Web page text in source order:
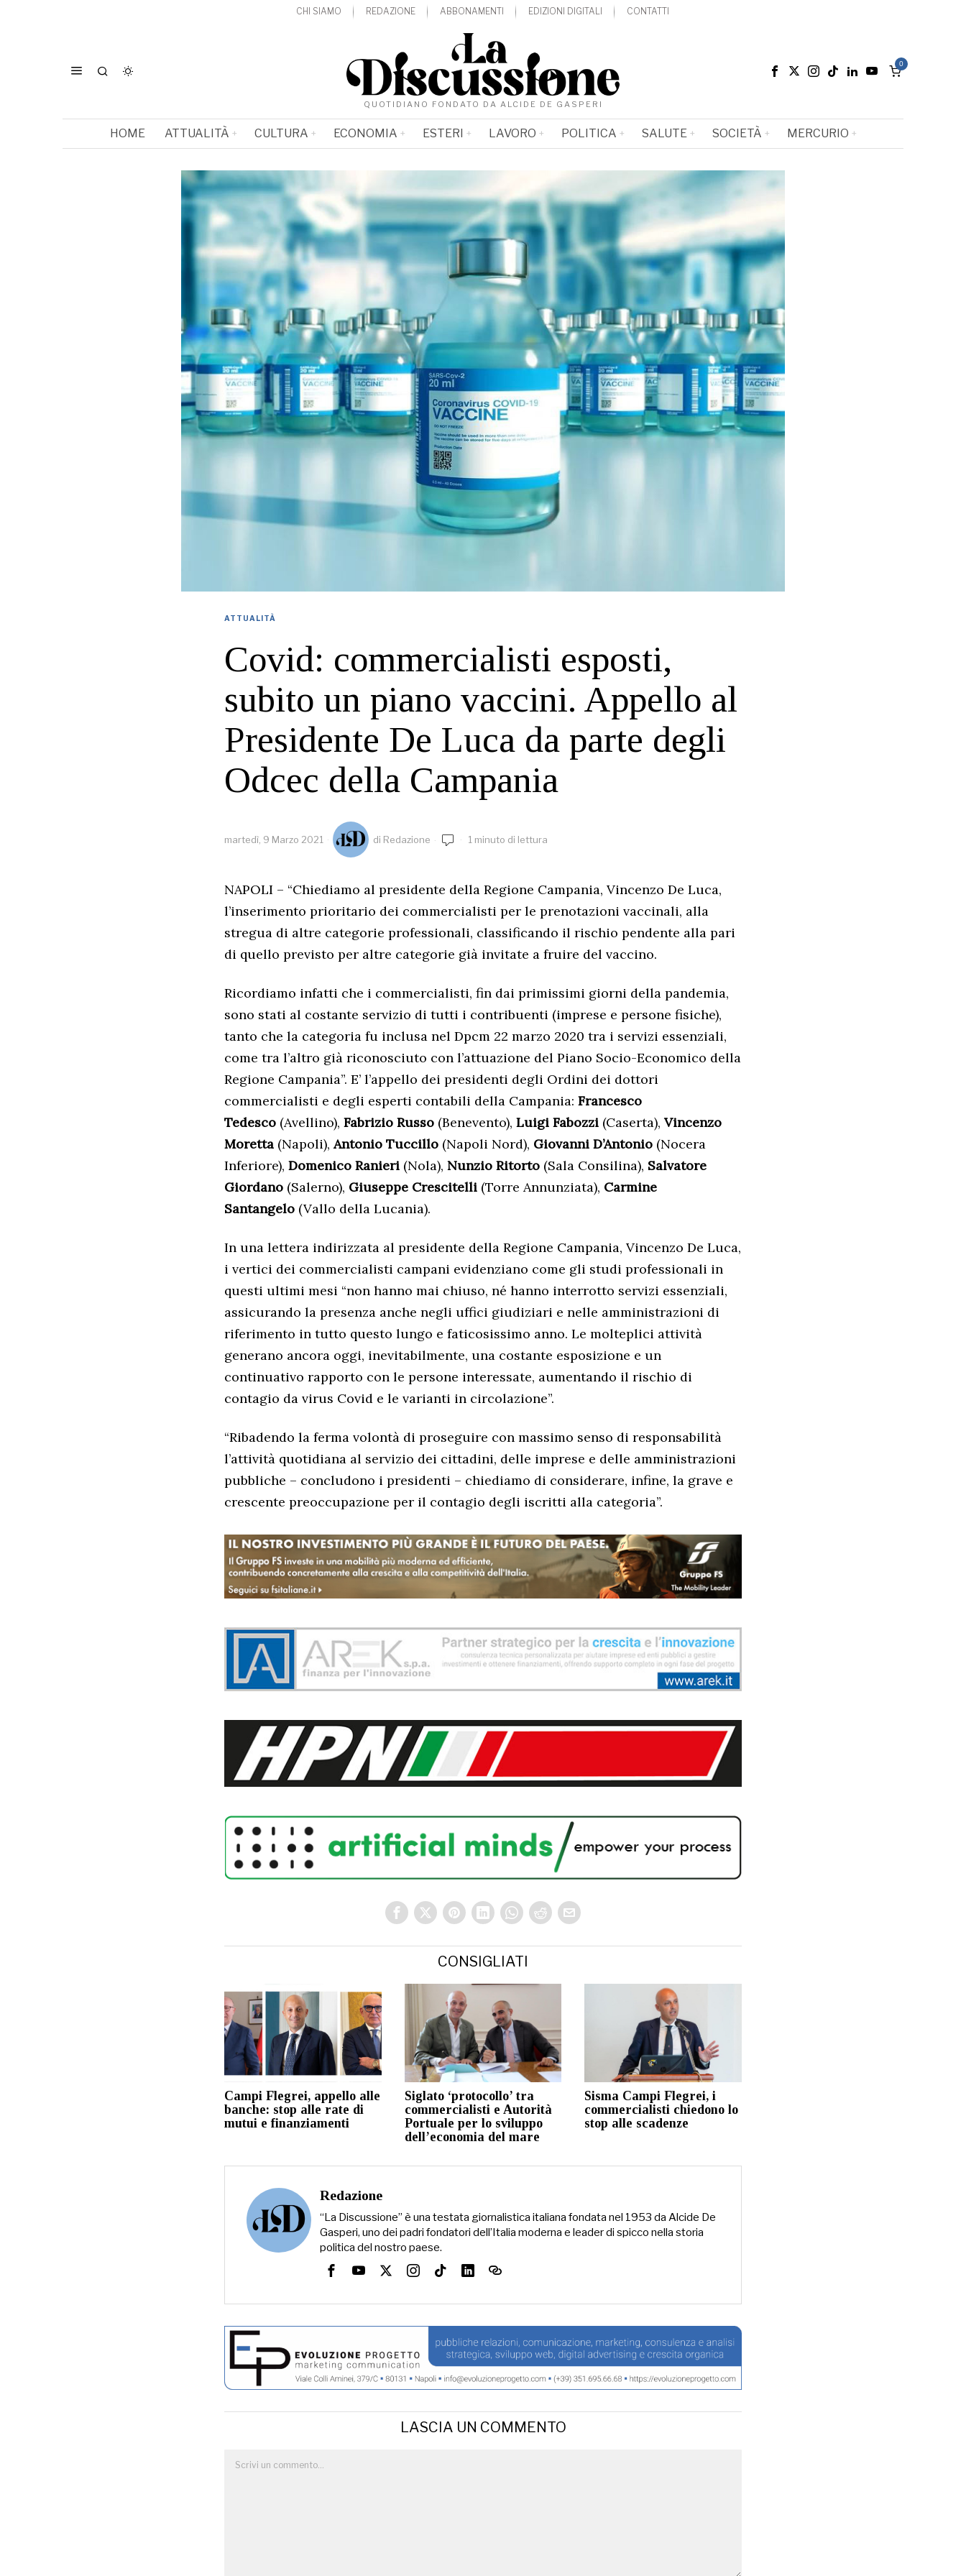
CHI SIAMO REDAZIONE ABBONAMENTI EDIZIONI DIGITALI CONTATTI
QUOTIDIANO FONDATO DA ALCIDE DE GASPERI
0
HOME ATTUALITÀ CULTURA ECONOMIA ESTERI LAVORO POLITICA SALUTE SOCIETÀ MERCURIO
ATTUALITÀ
Covid: commercialisti esposti,
subito un piano vaccini. Appello al
Presidente De Luca da parte degli
Odcec della Campania
martedì, 9 Marzo 2021 di Redazione 1 minuto di lettura
NAPOLI – “Chiediamo al presidente della Regione Campania, Vincenzo De Luca,
l’inserimento prioritario dei commercialisti per le prenotazioni vaccinali, alla
stregua di altre categorie professionali, classificando il rischio pendente alla pari
di quello previsto per altre categorie già invitate a fruire del vaccino.
Ricordiamo infatti che i commercialisti, fin dai primissimi giorni della pandemia,
sono stati al costante servizio di tutti i contribuenti (imprese e persone fisiche),
tanto che la categoria fu inclusa nel Dpcm 22 marzo 2020 tra i servizi essenziali,
come tra l’altro già riconosciuto con l’attuazione del Piano Socio-Economico della
Regione Campania”. E’ l’appello dei presidenti degli Ordini dei dottori
commercialisti e degli esperti contabili della Campania: Francesco
Tedesco (Avellino), Fabrizio Russo (Benevento), Luigi Fabozzi (Caserta), Vincenzo
Moretta (Napoli),Antonio Tuccillo (Napoli Nord), Giovanni D’Antonio (Nocera
Inferiore), Domenico Ranieri (Nola), Nunzio Ritorto (Sala Consilina), Salvatore
Giordano (Salerno), Giuseppe Crescitelli (Torre Annunziata), Carmine
Santangelo (Vallo della Lucania).
In una lettera indirizzata al presidente della Regione Campania, Vincenzo De Luca,
i vertici dei commercialisti campani evidenziano come gli studi professionali in
questi ultimi mesi “non hanno mai chiuso, né hanno interrotto servizi essenziali,
assicurando la presenza anche negli uffici giudiziari e nelle amministrazioni di
riferimento in tutto questo lungo e faticosissimo anno. Le molteplici attività
generano ancora oggi, inevitabilmente, una costante esposizione e un
continuativo rapporto con le persone interessate, aumentando il rischio di
contagio da virus Covid e le varianti in circolazione”.
“Ribadendo la ferma volontà di proseguire con massimo senso di responsabilità
l’attività quotidiana al servizio dei cittadini, delle imprese e delle amministrazioni
pubbliche – concludono i presidenti – chiediamo di considerare, infine, la grave e
crescente preoccupazione per il contagio degli iscritti alla categoria”.
CONSIGLIATI
Campi Flegrei, appello alle
banche: stop alle rate di
mutui e finanziamenti
Siglato ‘protocollo’ tra
commercialisti e Autorità
Portuale per lo sviluppo
dell’economia del mare
Sisma Campi Flegrei, i
commercialisti chiedono lo
stop alle scadenze
Redazione
“La Discussione” è una testata giornalistica italiana fondata nel 1953 da Alcide De
Gasperi, uno dei padri fondatori dell’Italia moderna e leader di spicco nella storia
politica del nostro paese.
LASCIA UN COMMENTO